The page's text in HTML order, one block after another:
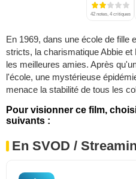
42 notes, 4 critiques
En 1969, dans une école de fille
stricts, la charismatique Abbie
les meilleures amies. Après
l'école, une mystérieuse
menace la stabilité de tous les
Pour visionner ce film,
suivants :
En SVOD /